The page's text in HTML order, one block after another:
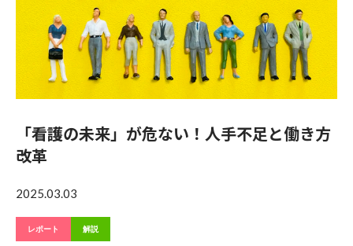
「看護の未来」が危ない！人手不足と働き方
改革
2025.03.03
レポート 解説